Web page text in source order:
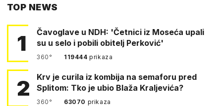
TOP NEWS
1
Čavoglave u NDH: 'Četnici iz Moseća upali
su u selo i pobili obitelj Perković'
360° 119444prikaza
2
Krv je curila iz kombija na semaforu pred
Splitom: Tko je ubio Blaža Kraljevića?
360° 63070 prikaza